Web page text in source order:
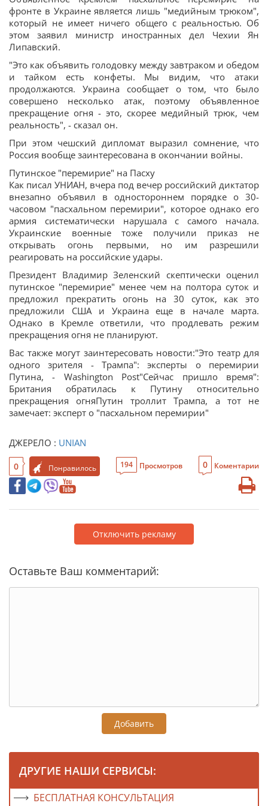
фронте в Украине является лишь "медийным трюком",
который не имеет ничего общего с реальностью. Об
этом заявил министр иностранных дел Чехии Ян
Липавский.
"Это как объявить голодовку между завтраком и обедом
и тайком есть конфеты. Мы видим, что атаки
продолжаются. Украина сообщает о том, что было
совершено несколько атак, поэтому объявленное
прекращение огня - это, скорее медийный трюк, чем
реальность", - сказал он.
При этом чешский дипломат выразил сомнение, что
Россия вообще заинтересована в окончании войны.
Путинское "перемирие" на Пасху
Как писал УНИАН, вчера под вечер российский диктатор
внезапно объявил в одностороннем порядке о 30-
часовом "пасхальном перемирии", которое однако его
армия систематически нарушала с самого начала.
Украинские военные тоже получили приказ не
открывать огонь первыми, но им разрешили
реагировать на российские удары.
Президент Владимир Зеленский скептически оценил
путинское "перемирие" менее чем на полтора суток и
предложил прекратить огонь на 30 суток, как это
предложили США и Украина еще в начале марта.
Однако в Кремле ответили, что продлевать режим
прекращения огня не планируют.
Вас также могут заинтересовать новости:"Это театр для
одного зрителя - Трампа": эксперты о перемирии
Путина, - Washington Post"Сейчас пришло время":
Британия обратилась к Путину относительно
прекращения огняПутин троллит Трампа, а тот не
замечает: эксперт о "пасхальном перемирии"
ДЖЕРЕЛО : UNIAN
0 Понравилось 194 Просмотров 0 Коментарии
Отключить рекламу
Оставьте Ваш комментарий:
Добавить
ДРУГИЕ НАШИ СЕРВИСЫ:
БЕСПЛАТНАЯ КОНСУЛЬТАЦИЯ